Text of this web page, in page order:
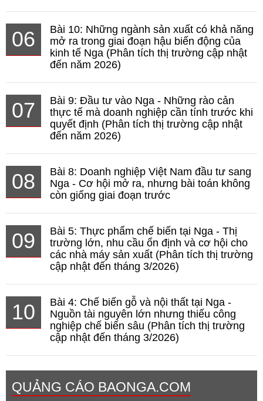
06
Bài 10: Những ngành sản xuất có khả năng
mở ra trong giai đoạn hậu biến động của
kinh tế Nga (Phân tích thị trường cập nhật
đến năm 2026)
07
Bài 9: Đầu tư vào Nga - Những rào cản
thực tế mà doanh nghiệp cần tính trước khi
quyết định (Phân tích thị trường cập nhật
đến năm 2026)
08
Bài 8: Doanh nghiệp Việt Nam đầu tư sang
Nga - Cơ hội mở ra, nhưng bài toán không
còn giống giai đoạn trước
09
Bài 5: Thực phẩm chế biến tại Nga - Thị
trường lớn, nhu cầu ổn định và cơ hội cho
các nhà máy sản xuất (Phân tích thị trường
cập nhật đến tháng 3/2026)
10
Bài 4: Chế biến gỗ và nội thất tại Nga -
Nguồn tài nguyên lớn nhưng thiếu công
nghiệp chế biến sâu (Phân tích thị trường
cập nhật đến tháng 3/2026)
QUẢNG CÁO BAONGA.COM